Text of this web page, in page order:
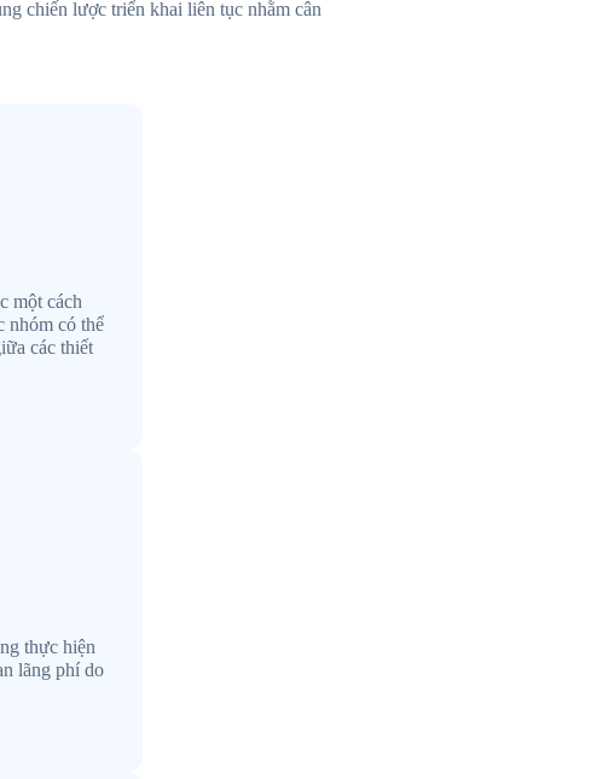
chiến lược triển khai liên tục nhằm cân
một cách
nhóm có thể
các thiết
thực hiện
lãng phí do